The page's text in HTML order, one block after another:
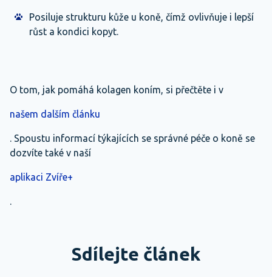
Posiluje strukturu kůže u koně, čímž ovlivňuje i lepší
růst a kondici kopyt.
O tom, jak pomáhá kolagen koním, si přečtěte i v
našem dalším článku
. Spoustu informací týkajících se správné péče o koně se
dozvíte také v naší
aplikaci Zvíře+
.
Sdílejte článek